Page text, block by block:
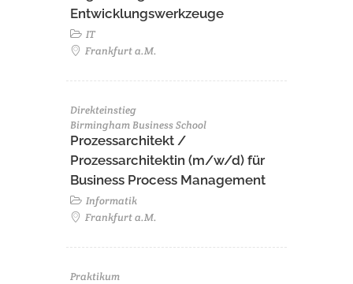
Entwicklungswerkzeuge
IT
Frankfurt a.M.
Direkteinstieg
Birmingham Business School
Prozessarchitekt /
Prozessarchitektin (m/w/d) für
Business Process Management
Informatik
Frankfurt a.M.
Praktikum